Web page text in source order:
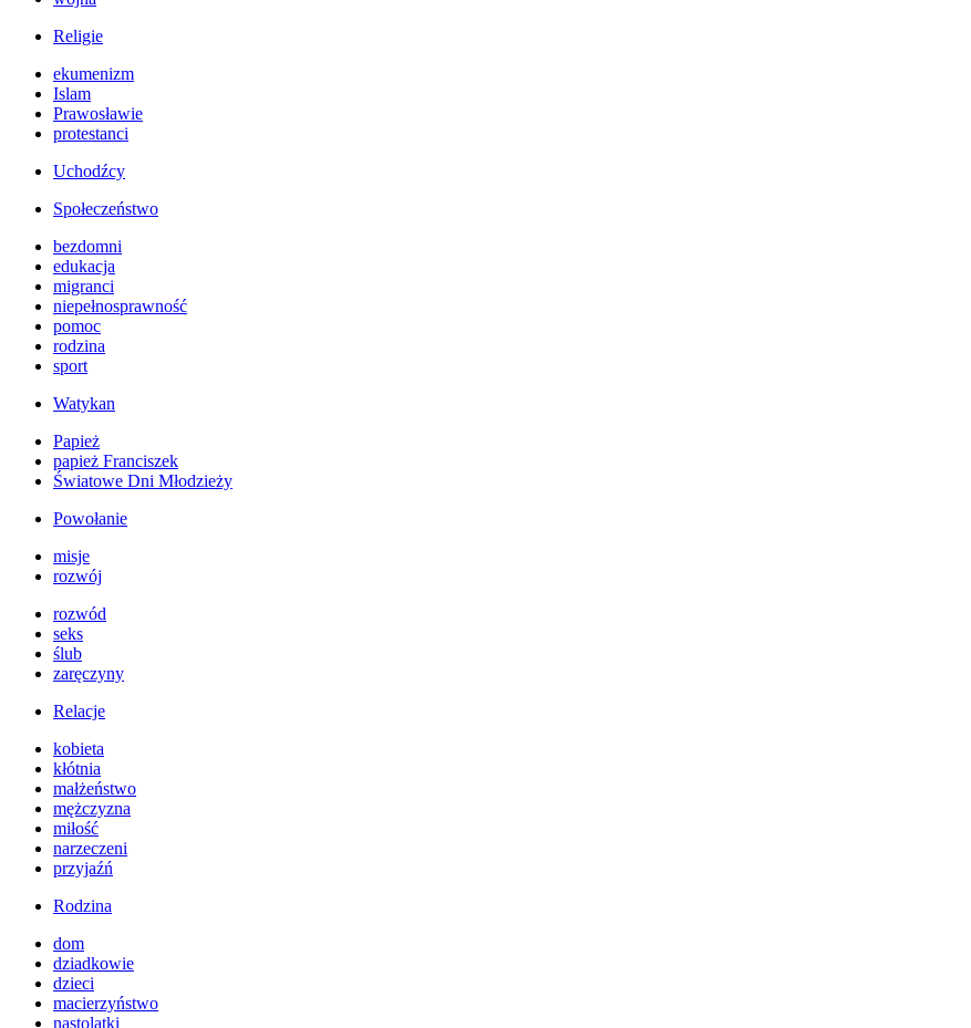
Religie
ekumenizm
Islam
Prawosławie
protestanci
Uchodźcy
Społeczeństwo
bezdomni
edukacja
migranci
niepełnosprawność
pomoc
rodzina
sport
Watykan
Papież
papież Franciszek
Światowe Dni Młodzieży
Powołanie
misje
rozwój
rozwód
seks
ślub
zaręczyny
Relacje
kobieta
kłótnia
małżeństwo
mężczyzna
miłość
narzeczeni
przyjaźń
Rodzina
dom
dziadkowie
dzieci
macierzyństwo
nastolatki